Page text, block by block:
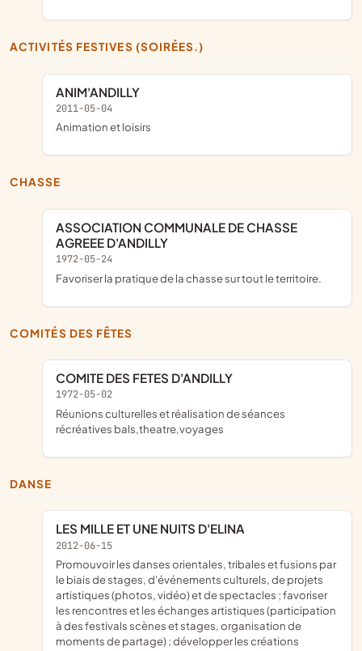
ACTIVITÉS FESTIVES (SOIRÉES.)
ANIM'ANDILLY
2011-05-04
animation et loisirs
CHASSE
ASSOCIATION COMMUNALE DE CHASSE
AGREEE D'ANDILLY
1972-05-24
favoriser la pratique de la chasse sur tout le territoire.
COMITÉS DES FÊTES
COMITE DES FETES D'ANDILLY
1972-05-02
réunions culturelles et réalisation de séances
récréatives bals,theatre,voyages
DANSE
LES MILLE ET UNE NUITS D'ELINA
2012-06-15
promouvoir les danses orientales, tribales et fusions par
le biais de stages, d'événements culturels, de projets
artistiques (photos, vidéo) et de spectacles ; favoriser
les rencontres et les échanges artistiques (participation
à des festivals scènes et stages, organisation de
moments de partage) ; développer les créations